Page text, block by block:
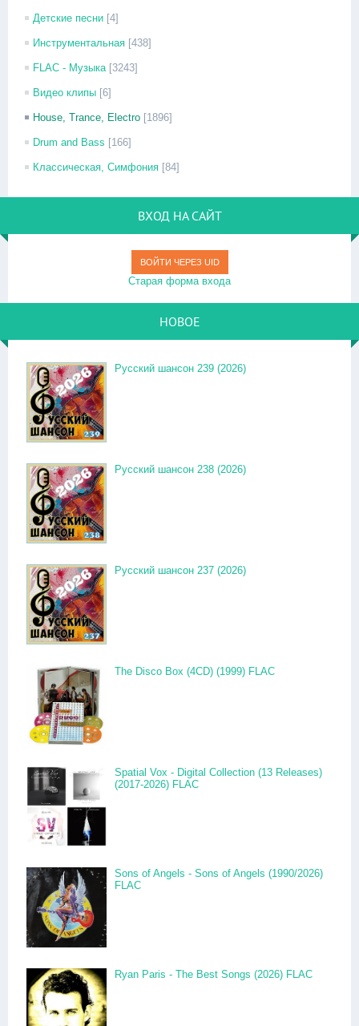
Детские песни [4]
Инструментальная [438]
FLAC - Музыка [3243]
Видео клипы [6]
House, Trance, Electro [1896]
Drum and Bass [166]
Классическая, Симфония [84]
ВХОД НА САЙТ
ВОЙТИ ЧЕРЕЗ UID
Старая форма входа
НОВОЕ
Русский шансон 239 (2026)
Русский шансон 238 (2026)
Русский шансон 237 (2026)
The Disco Box (4CD) (1999) FLAC
Spatial Vox - Digital Collection (13 Releases)
(2017-2026) FLAC
Sons of Angels - Sons of Angels (1990/2026)
FLAC
Ryan Paris - The Best Songs (2026) FLAC